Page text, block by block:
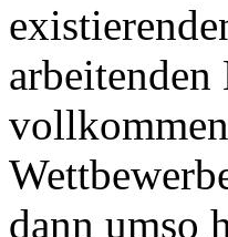
arbeitenden
dann umso